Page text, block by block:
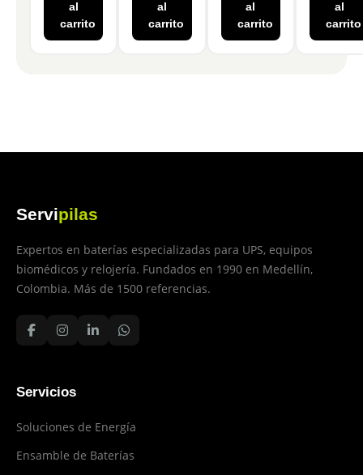
al
carrito
al
carrito
al
carrito
al
carrito
Servipilas
Expertos en baterías especializadas para UPS, equipos
biomédicos y relojería. Fundados en 1990 en Medellín,
Colombia. Más de 1500 referencias.
Servicios
Soluciones de Energía
Ensamble de Baterías